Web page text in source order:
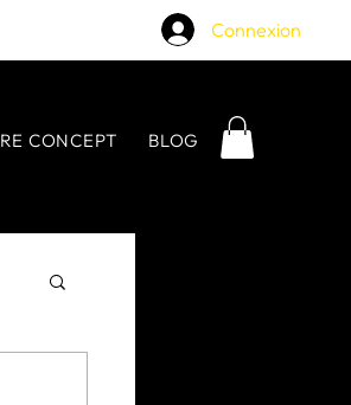
Connexion
CONCEPT BLOG